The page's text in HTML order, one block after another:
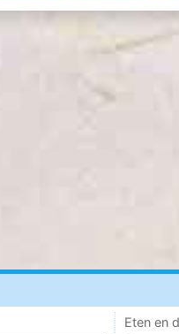
Eten en